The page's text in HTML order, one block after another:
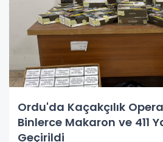
Ordu'da Kaçakçılık
Binlerce Makaron ve 411
Geçirildi